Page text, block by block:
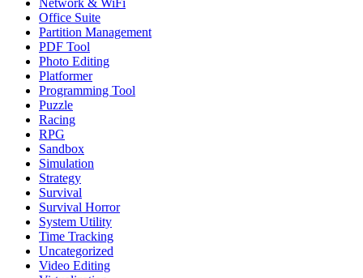
Office Suite
Partition Management
PDF Tool
Photo Editing
Platformer
Programming Tool
Puzzle
Racing
RPG
Sandbox
Simulation
Strategy
Survival
Survival Horror
System Utility
Time Tracking
Uncategorized
Video Editing